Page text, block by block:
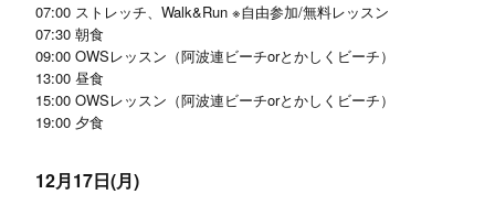
07:00 ストレッチ、Walk&Run ※自由参加/無料レッスン
07:30 朝食
09:00 OWSレッスン（阿波連ビーチorとかしくビーチ）
13:00 昼食
15:00 OWSレッスン（阿波連ビーチorとかしくビーチ）
19:00 夕食
12月17日(月)